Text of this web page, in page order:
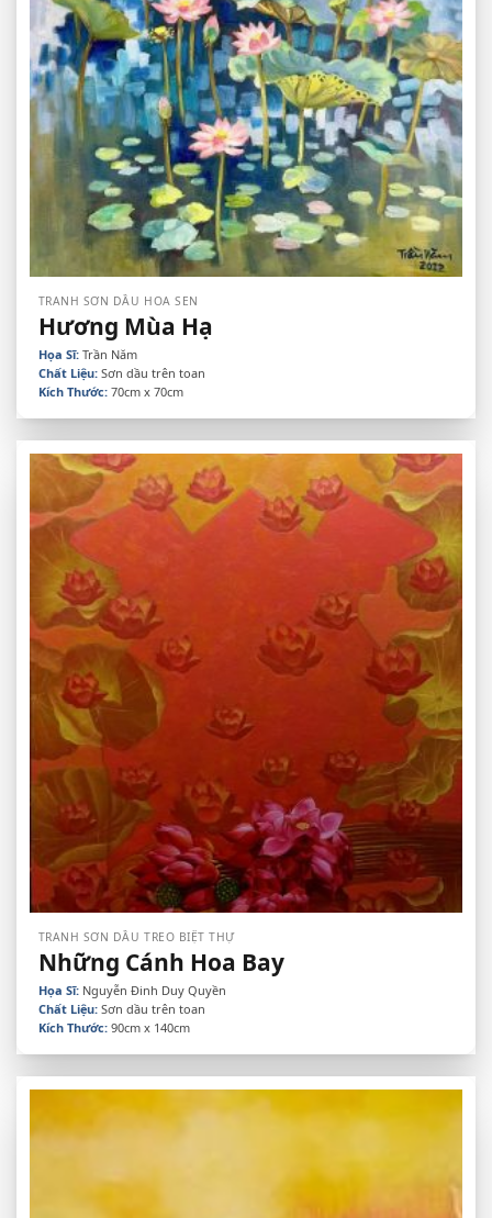
TRANH SƠN DẦU HOA SEN
Hương Mùa Hạ
Họa Sĩ:Trần Năm
Chất Liệu:Sơn dầu trên toan
Kích Thước:70cm x 70cm
TRANH SƠN DẦU TREO BIỆT THỰ
Những Cánh Hoa Bay
Họa Sĩ:Nguyễn Đinh Duy Quyền
Chất Liệu:Sơn dầu trên toan
Kích Thước:90cm x 140cm